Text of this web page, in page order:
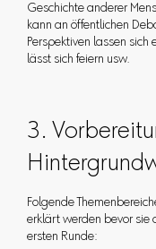
Geschichte anderer
kann an öffentlichen
Perspektiven lassen
lässt sich feiern usw.
3.
Folgende
erklärt werden bevor sie
ersten Runde: